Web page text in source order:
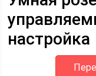
настройка